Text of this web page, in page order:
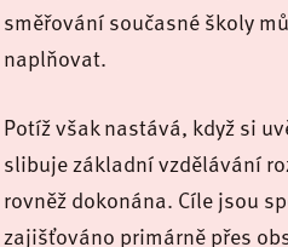
směřování současné školy
naplňovat.
Potíž však nastává, když si
slibuje základní vzdělávání
rovněž dokonána. Cíle jsou
zajišťováno primárně přes